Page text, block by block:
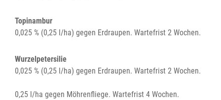
Topinambur
0,025 % (0,25 l/ha) gegen Erdraupen. Wartefrist 2 Wochen.
Wurzelpetersilie
0,025 % (0,25 l/ha) gegen Erdraupen. Wartefrist 2 Wochen.
0,25 l/ha gegen Möhrenfliege. Wartefrist 4 Wochen.